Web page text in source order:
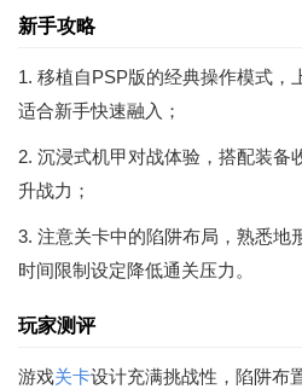
新手攻略
1. 移植自PSP版的经典操作模式，
适合新手快速融入；
2. 沉浸式机甲对战体验，搭配装备
升战力；
3. 注意关卡中的陷阱布局，熟悉地
时间限制设定降低通关压力。
玩家测评
游戏关卡设计充满挑战性，陷阱布